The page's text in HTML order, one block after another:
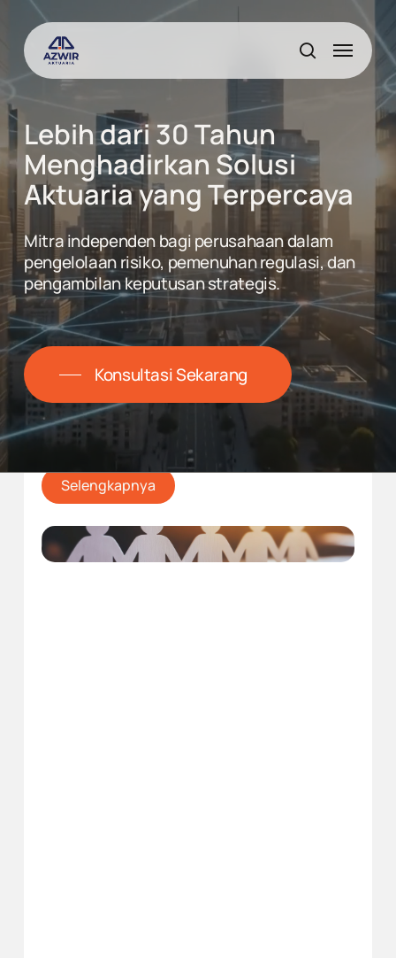
main
content
search
Menu
Lebih dari 30 Tahun
Menghadirkan Solusi
Aktuaria yang Terpercaya
Mitra independen bagi perusahaan dalam
pengelolaan risiko, pemenuhan regulasi, dan
pengambilan keputusan strategis.
Konsultasi Sekarang
JASA AKTUARIA
Perhitungan Imbalan Kerja
Berdasarkan Pernyataan Standar Akuntansi Keuangan
Nomor 219 (PSAK 219) tentang Imbalan Kerja, entitas
diwajibkan untuk mengakui kewajiban dan beban
imbalan kerja dalam laporan keuangan, khususnya
terkait imbalan pasca kerja dan imbalan kerja jangka
Selengkapnya